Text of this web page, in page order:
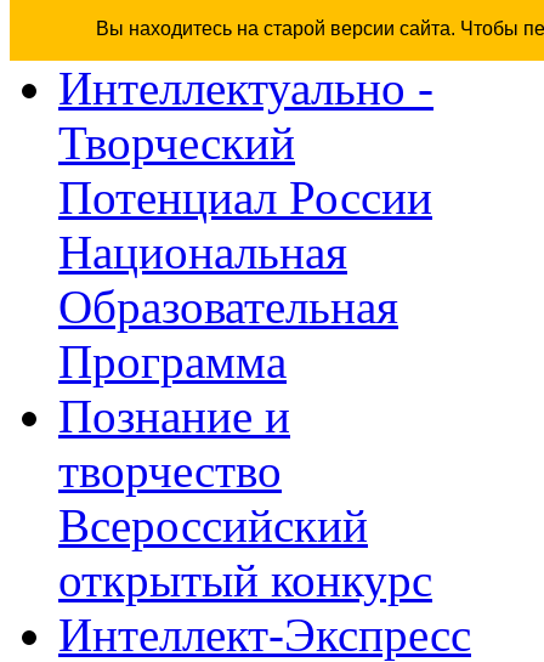
Вы находитесь на старой версии сайта. Чтобы
Интеллектуально -
Творческий
Потенциал России
Национальная
Образовательная
Программа
Познание и
творчество
Всероссийский
открытый конкурс
Интеллект-Экспресс